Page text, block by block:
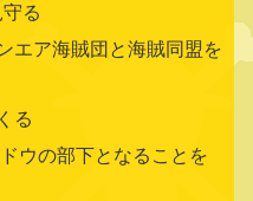
る
エア海賊団と海賊同盟を
る
ウの部下となることを